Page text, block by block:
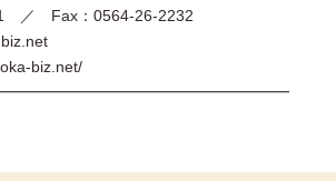
／ Fax：0564-26-2232
biz.net/